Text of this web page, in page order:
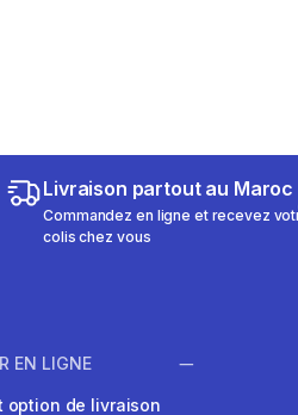
Livraison partout au Maroc
Commandez en ligne et recevez
colis chez vous
EN LIGNE
option de livraison